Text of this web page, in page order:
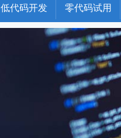
低代码开发 零代码试用